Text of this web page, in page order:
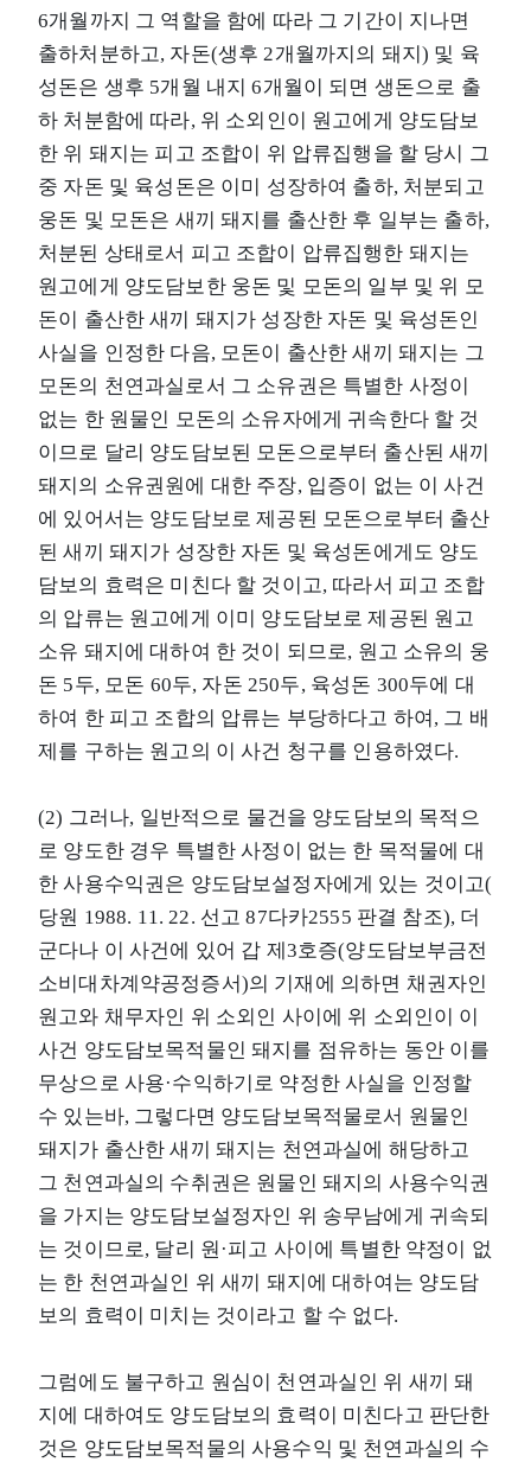
6개월까지 그 역할을 함에 따라 그 기간이 지나면
출하처분하고, 자돈(생후 2개월까지의 돼지) 및 육
성돈은 생후 5개월 내지 6개월이 되면 생돈으로 출
하 처분함에 따라, 위 소외인이 원고에게 양도담보
한 위 돼지는 피고 조합이 위 압류집행을 할 당시 그
중 자돈 및 육성돈은 이미 성장하여 출하, 처분되고
웅돈 및 모돈은 새끼 돼지를 출산한 후 일부는 출하,
처분된 상태로서 피고 조합이 압류집행한 돼지는
원고에게 양도담보한 웅돈 및 모돈의 일부 및 위 모
돈이 출산한 새끼 돼지가 성장한 자돈 및 육성돈인
사실을 인정한 다음, 모돈이 출산한 새끼 돼지는 그
모돈의 천연과실로서 그 소유권은 특별한 사정이
없는 한 원물인 모돈의 소유자에게 귀속한다 할 것
이므로 달리 양도담보된 모돈으로부터 출산된 새끼
돼지의 소유권원에 대한 주장, 입증이 없는 이 사건
에 있어서는 양도담보로 제공된 모돈으로부터 출산
된 새끼 돼지가 성장한 자돈 및 육성돈에게도 양도
담보의 효력은 미친다 할 것이고, 따라서 피고 조합
의 압류는 원고에게 이미 양도담보로 제공된 원고
소유 돼지에 대하여 한 것이 되므로, 원고 소유의 웅
돈 5두, 모돈 60두, 자돈 250두, 육성돈 300두에 대
하여 한 피고 조합의 압류는 부당하다고 하여, 그 배
제를 구하는 원고의 이 사건 청구를 인용하였다.
(2) 그러나, 일반적으로 물건을 양도담보의 목적으
로 양도한 경우 특별한 사정이 없는 한 목적물에 대
한 사용수익권은 양도담보설정자에게 있는 것이고(
당원 1988. 11. 22. 선고 87다카2555 판결 참조), 더
군다나 이 사건에 있어 갑 제3호증(양도담보부금전
소비대차계약공정증서)의 기재에 의하면 채권자인
원고와 채무자인 위 소외인 사이에 위 소외인이 이
사건 양도담보목적물인 돼지를 점유하는 동안 이를
무상으로 사용·수익하기로 약정한 사실을 인정할
수 있는바, 그렇다면 양도담보목적물로서 원물인
돼지가 출산한 새끼 돼지는 천연과실에 해당하고
그 천연과실의 수취권은 원물인 돼지의 사용수익권
을 가지는 양도담보설정자인 위 송무남에게 귀속되
는 것이므로, 달리 원·피고 사이에 특별한 약정이 없
는 한 천연과실인 위 새끼 돼지에 대하여는 양도담
보의 효력이 미치는 것이라고 할 수 없다.
그럼에도 불구하고 원심이 천연과실인 위 새끼 돼
지에 대하여도 양도담보의 효력이 미친다고 판단한
것은 양도담보목적물의 사용수익 및 천연과실의 수